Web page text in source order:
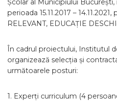
Școlar al Municipiului
perioada 15.11.2017 –
RELEVANT, EDUCAȚIE
În cadrul proiectului, Institutul
organizează selecția și
următoarele posturi:
1. Experți curriculum (4